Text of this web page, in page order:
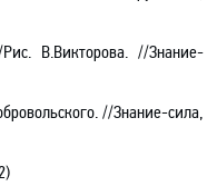
Рис. В.Викторова. //Знание-
//Знание-сила,